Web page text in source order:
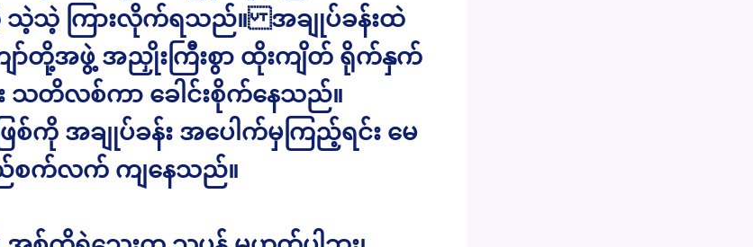
သဲ့ ကြားလိုက်ရသည်။ အချုပ်ခန်းထဲ
တို့အဖွဲ့ အညှိုးကြီးစွာ ထိုးကျိတ် ရိုက်နှက်
သတိလစ်ကာ ခေါင်းစိုက်နေသည်။
ကို အချုပ်ခန်း အပေါက်မှကြည့်ရင်း မေ
စက်လက် ကျနေသည်။